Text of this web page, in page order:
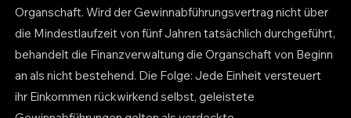
Organschaft. Wird der Gewinnabführungsvertrag nicht über
die Mindestlaufzeit von fünf Jahren tatsächlich durchgeführt,
behandelt die Finanzverwaltung die Organschaft von Beginn
an als nicht bestehend. Die Folge: Jede Einheit versteuert
ihr Einkommen rückwirkend selbst, geleistete